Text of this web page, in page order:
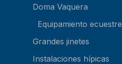
Doma Vaquera
Equipamiento ecuestre
Grandes jinetes
Instalaciones hípicas